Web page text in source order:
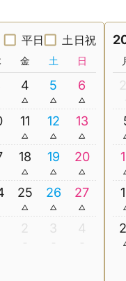
平日 土日祝
金 土 日
4 5 6
11 12 13
18 19 20
25 26 27
2 3 4